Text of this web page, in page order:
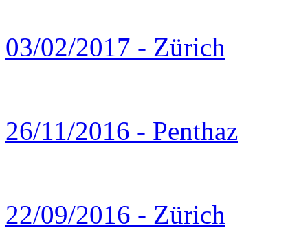
03/02/2017 - Zürich
26/11/2016 - Penthaz
22/09/2016 - Zürich